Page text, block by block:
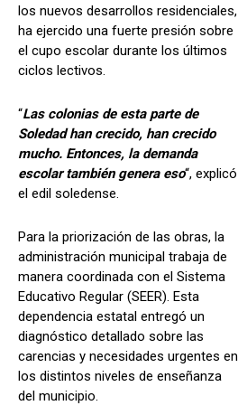
los nuevos desarrollos residenciales,
ha ejercido una fuerte presión sobre
el cupo escolar durante los últimos
ciclos lectivos.
“Las colonias de esta parte de
Soledad han crecido, han crecido
mucho. Entonces, la demanda
escolar también genera eso“, explicó
el edil soledense.
Para la priorización de las obras, la
administración municipal trabaja de
manera coordinada con el Sistema
Educativo Regular (SEER). Esta
dependencia estatal entregó un
diagnóstico detallado sobre las
carencias y necesidades urgentes en
los distintos niveles de enseñanza
del municipio.